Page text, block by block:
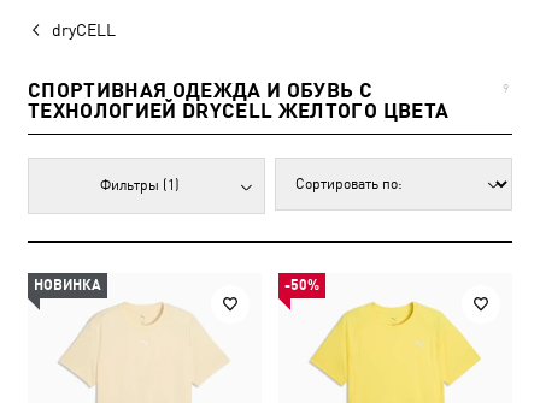
dryCELL
СПОРТИВНАЯ ОДЕЖДА И ОБУВЬ С
ТЕХНОЛОГИЕЙ DRYCELL ЖЕЛТОГО ЦВЕТА
9
Фильтры (1)
НОВИНКА -50%